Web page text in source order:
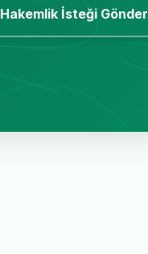
Hakemlik İsteği Gönder